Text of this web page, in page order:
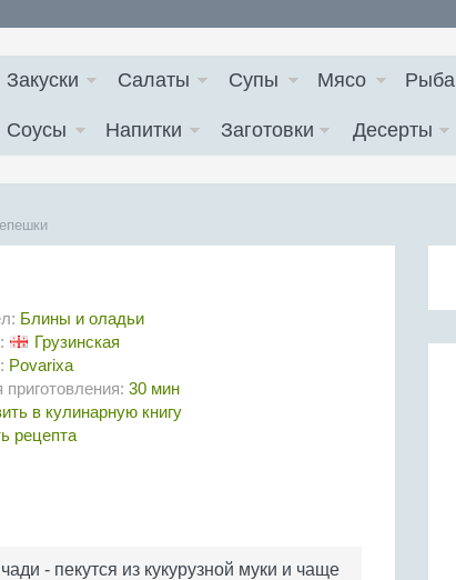
Закуски Салаты Супы Мясо Рыба
Соусы Напитки Заготовки Десерты
Блины и оладьи
Грузинская
Povarixa
приготовления: 30 мин
в кулинарную книгу
рецепта
- пекутся из кукурузной муки и чаще